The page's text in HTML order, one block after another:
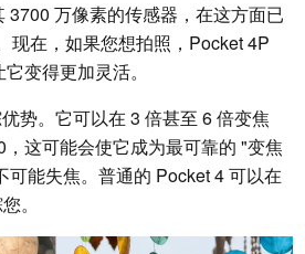
3700 万像素的传感器，在这方面已
现在，如果您想拍照，Pocket 4P
变得更加灵活。
势。它可以在 3 倍甚至 6 倍变焦
这可能会使它成为最可靠的 "变焦
可能失焦。普通的 Pocket 4 可以在
。